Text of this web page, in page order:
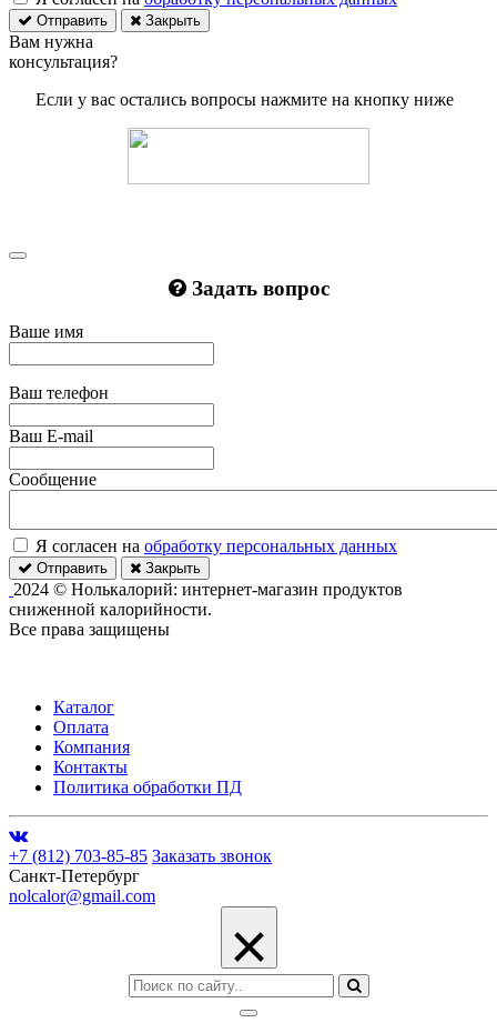
Отправить Закрыть
Вам нужна
консультация?
Если у вас остались вопросы нажмите на кнопку ниже
Задать вопрос
Ваше имя
Ваш телефон
Ваш E-mail
Сообщение
Я согласен на обработку персональных данных
Отправить Закрыть
2024 © Нолькалорий: интернет-магазин продуктов
сниженной калорийности.
Все права защищены
Каталог
Оплата
Компания
Контакты
Политика обработки ПД
+7 (812) 703-85-85 Заказать звонок
Санкт-Петербург
nolcalor@gmail.com
×